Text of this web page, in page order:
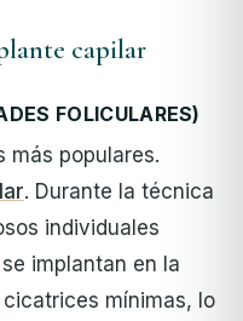
capilar
FOLICULARES)
más populares.
. Durante la técnica
individuales
implantan en la
cicatrices mínimas, lo